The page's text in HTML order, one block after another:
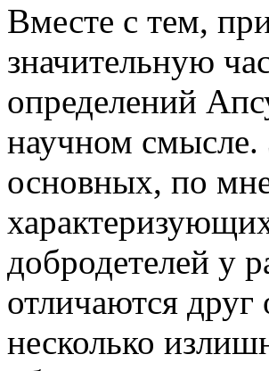
Вместе с тем,
значительную
определений
научном смысле.
основных, по
добродетелей у
отличаются друг
несколько